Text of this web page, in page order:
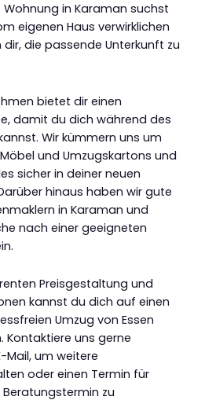
Wohnung in Karaman suchst
eigenen Haus verwirklichen
die passende Unterkunft zu
bietet dir einen
damit du dich während des
Wir kümmern uns um
und Umzugskartons und
sicher in deiner neuen
hinaus haben wir gute
in Karaman und
nach einer geeigneten
Preisgestaltung und
kannst du dich auf einen
Umzug von Essen
Kontaktiere uns gerne
Mail, um weitere
oder einen Termin für
zu